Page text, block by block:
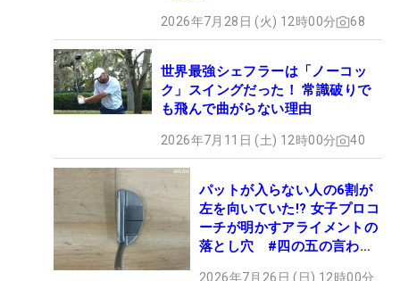
2026年7月28日 (火) 12時00分 68
世界最強シェフラーは「ノーコッ
ク」スイングだった！ 常識破りで
も飛んで曲がらない理由
2026年7月11日 (土) 12時00分 40
パットが入らない人の6割が
左を向いていた!? 女子プロコ
ーチが明かすアライメントの
落とし穴 #四の五の言わず
2026年7月26日 (日) 12時00分